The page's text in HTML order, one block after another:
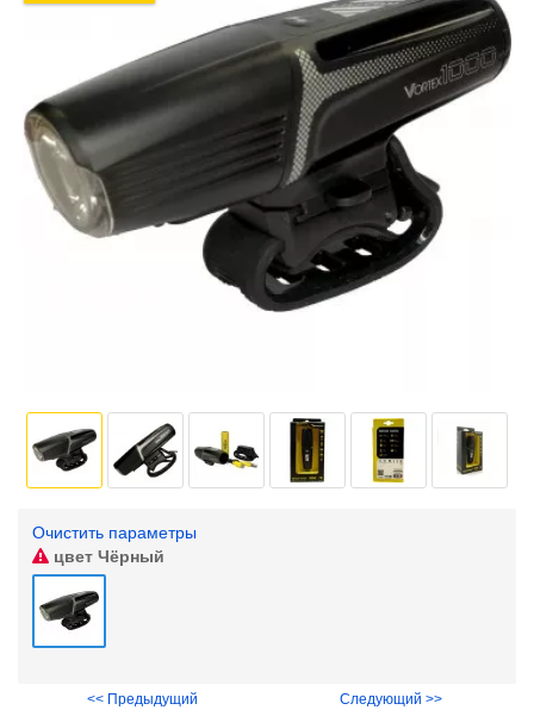
Очистить параметры
цвет Чёрный
<< Предыдущий Следующий >>